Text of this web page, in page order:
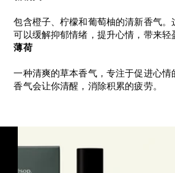
包含橙子、柠檬和葡萄柚的清新香气。
可以缓解抑郁情绪，提升心情，带来轻
薄荷
一种清爽的草本香气，专注于促进心情
香气会让你清醒，消除积累的疲劳。